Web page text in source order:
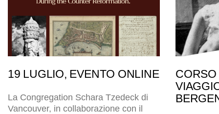
19 LUGLIO, EVENTO ONLINE
La Congregation Schara Tzedeck di
Vancouver, in collaborazione con il